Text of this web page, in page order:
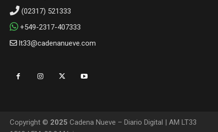
(02317) 521333
+549-2317-407333
lt33@cadenanueve.com
Copyright © 2025 Cadena Nueve – Diario Digital | AM LT33